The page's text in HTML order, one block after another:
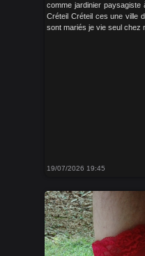
comme jardinier
Créteil Créteil ces une ville
sont mariés je vie seul chez
19/07/2026 19:45